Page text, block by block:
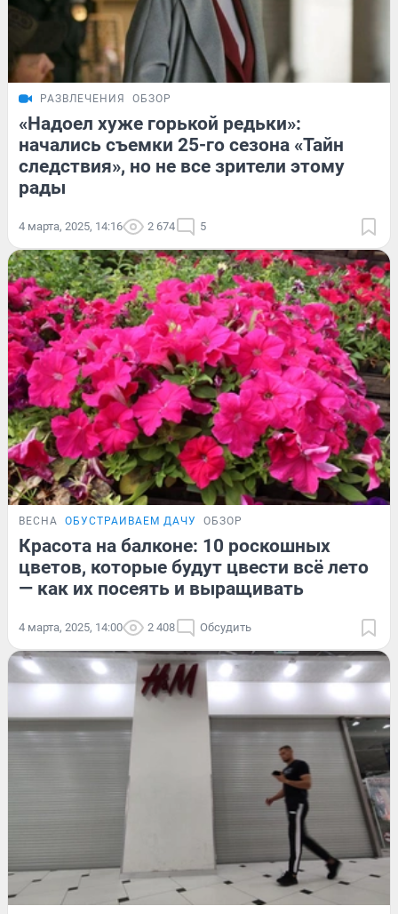
РАЗВЛЕЧЕНИЯ ОБЗОР
«Надоел хуже горькой редьки»:
начались съемки 25-го сезона «Тайн
следствия», но не все зрители этому
рады
4 марта, 2025, 14:16 2 674 5
ВЕСНА ОБУСТРАИВАЕМ ДАЧУ ОБЗОР
Красота на балконе: 10 роскошных
цветов, которые будут цвести всё лето
— как их посеять и выращивать
4 марта, 2025, 14:00 2 408 Обсудить